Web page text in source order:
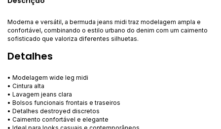
Moderna e versátil, a bermuda jeans midi traz modelagem ampla e
confortável, combinando o estilo urbano do denim com um caimento
sofisticado que valoriza diferentes silhuetas.
Detalhes
• Modelagem wide leg midi
• Cintura alta
• Lavagem jeans clara
• Bolsos funcionais frontais e traseiros
• Detalhes destroyed discretos
• Caimento confortável e elegante